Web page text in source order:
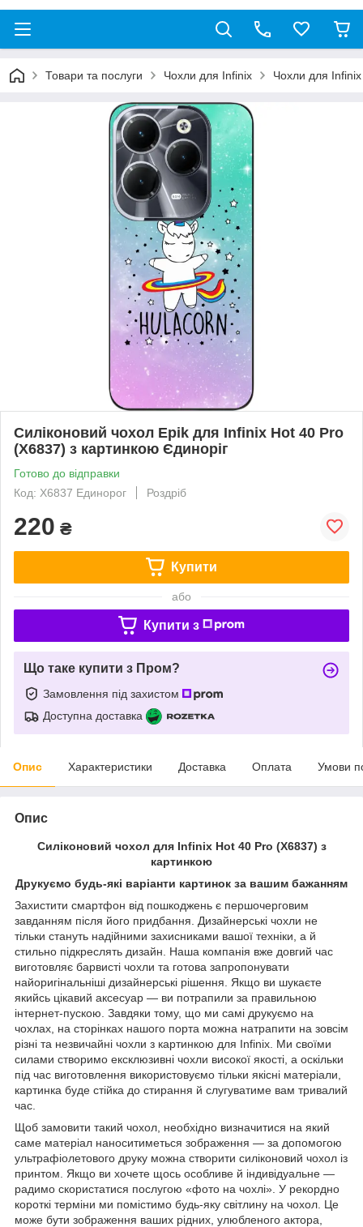
Товари та послуги Чохли для Infinix Чохли для
Силіконовий чохол Epik для Infinix Hot 40 Pro
(X6837) з картинкою Єдиноріг
Готово до відправки
Код: X6837 Единорог
Роздріб
220 ₴
Купити
або
Купити з
Що таке купити з Пром?
Замовлення під захистом
Доступна доставка
Опис Характеристики Доставка Оплата Умови
Опис
Силіконовий чохол для Infinix Hot 40 Pro (X6837) з
картинкою
Друкуємо будь-які варіанти картинок за вашим бажанням
Захистити смартфон від пошкоджень є першочерговим
завданням після його придбання. Дизайнерські чохли не
тільки стануть надійними захисниками вашої техніки, а й
стильно підкреслять дизайн. Наша компанія вже довгий час
виготовляє барвисті чохли та готова запропонувати
найоригінальніші дизайнерські рішення. Якщо ви шукаєте
якийсь цікавий аксесуар — ви потрапили за правильною
інтернет-пускою. Завдяки тому, що ми самі друкуємо на
чохлах, на сторінках нашого порта можна натрапити на зовсім
різні та незвичайні чохли з картинкою для Infinix. Ми своїми
силами створимо ексклюзивні чохли високої якості, а оскільки
під час виготовлення використовуємо тільки якісні матеріали,
картинка буде стійка до стирання й слугуватиме вам тривалий
час.
Щоб замовити такий чохол, необхідно визначитися на який
саме матеріал наноситиметься зображення — за допомогою
ультрафіолетового друку можна створити силіконовий чохол із
принтом. Якщо ви хочете щось особливе й індивідуальне —
радимо скористатися послугою «фото на чохлі». У рекордно
короткі терміни ми помістимо будь-яку світлину на чохол. Це
може бути зображення ваших рідних, улюбленого актора,